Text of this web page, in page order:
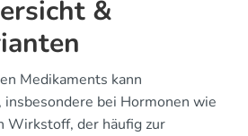
&
Medikaments kann
insbesondere bei Hormonen wie
Wirkstoff, der häufig zur